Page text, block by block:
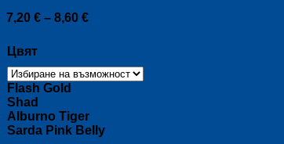
7,20 € – 8,60 €Price
8,60 €
Цвят
Flash Gold
Shad
Alburno Tiger
Sarda Pink Belly